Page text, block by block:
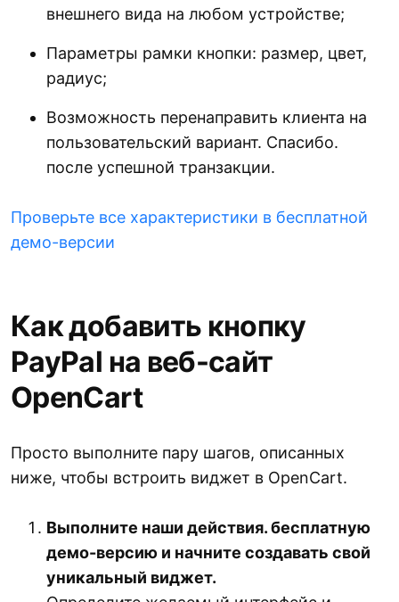
внешнего вида на любом устройстве;
Параметры рамки кнопки: размер, цвет,
радиус;
Возможность перенаправить клиента на
пользовательский вариант. Спасибо.
после успешной транзакции.
Проверьте все характеристики в бесплатной
демо-версии
Как добавить кнопку
PayPal на веб-сайт
OpenCart
Просто выполните пару шагов, описанных
ниже, чтобы встроить виджет в OpenCart.
Выполните наши действия. бесплатную
демо-версию и начните создавать свой
уникальный виджет.